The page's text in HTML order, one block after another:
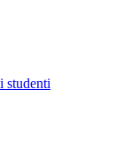
studenti